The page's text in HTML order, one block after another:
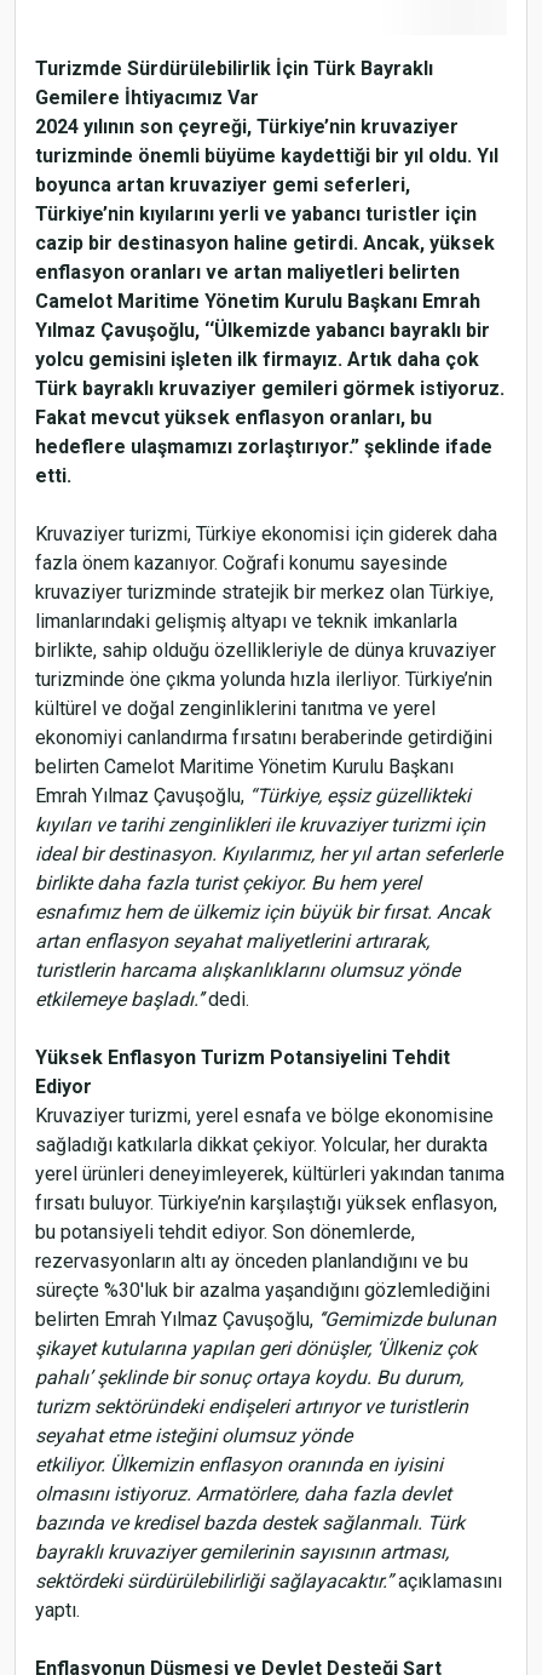
Turizmde Sürdürülebilirlik İçin Türk Bayraklı
Gemilere İhtiyacımız Var
2024 yılının son çeyreği, Türkiye’nin kruvaziyer
turizminde önemli büyüme kaydettiği bir yıl oldu. Yıl
boyunca artan kruvaziyer gemi seferleri,
Türkiye’nin kıyılarını yerli ve yabancı turistler için
cazip bir destinasyon haline getirdi. Ancak, yüksek
enflasyon oranları ve artan maliyetleri belirten
Camelot Maritime Yönetim Kurulu Başkanı Emrah
Yılmaz Çavuşoğlu, ‘‘Ülkemizde yabancı bayraklı bir
yolcu gemisini işleten ilk firmayız. Artık daha çok
Türk bayraklı kruvaziyer gemileri görmek istiyoruz.
Fakat mevcut yüksek enflasyon oranları, bu
hedeflere ulaşmamızı zorlaştırıyor.” şeklinde ifade
etti.
Kruvaziyer turizmi, Türkiye ekonomisi için giderek daha
fazla önem kazanıyor. Coğrafi konumu sayesinde
kruvaziyer turizminde stratejik bir merkez olan Türkiye,
limanlarındaki gelişmiş altyapı ve teknik imkanlarla
birlikte, sahip olduğu özellikleriyle de dünya kruvaziyer
turizminde öne çıkma yolunda hızla ilerliyor. Türkiye’nin
kültürel ve doğal zenginliklerini tanıtma ve yerel
ekonomiyi canlandırma fırsatını beraberinde getirdiğini
belirten Camelot Maritime Yönetim Kurulu Başkanı
Emrah Yılmaz Çavuşoğlu, “Türkiye, eşsiz güzellikteki
kıyıları ve tarihi zenginlikleri ile kruvaziyer turizmi için
ideal bir destinasyon. Kıyılarımız, her yıl artan seferlerle
birlikte daha fazla turist çekiyor. Bu hem yerel
esnafımız hem de ülkemiz için büyük bir fırsat. Ancak
artan enflasyon seyahat maliyetlerini artırarak,
turistlerin harcama alışkanlıklarını olumsuz yönde
etkilemeye başladı.’’dedi.
Yüksek Enflasyon Turizm Potansiyelini Tehdit
Ediyor
Kruvaziyer turizmi, yerel esnafa ve bölge ekonomisine
sağladığı katkılarla dikkat çekiyor. Yolcular, her durakta
yerel ürünleri deneyimleyerek, kültürleri yakından tanıma
fırsatı buluyor. Türkiye’nin karşılaştığı yüksek enflasyon,
bu potansiyeli tehdit ediyor. Son dönemlerde,
rezervasyonların altı ay önceden planlandığını ve bu
süreçte %30'luk bir azalma yaşandığını gözlemlediğini
belirten Emrah Yılmaz Çavuşoğlu, ‘‘Gemimizde bulunan
şikayet kutularına yapılan geri dönüşler, ‘Ülkeniz çok
pahalı’ şeklinde bir sonuç ortaya koydu. Bu durum,
turizm sektöründeki endişeleri artırıyor ve turistlerin
seyahat etme isteğini olumsuz yönde
etkiliyor. Ülkemizin enflasyon oranında en iyisini
olmasını istiyoruz. Armatörlere, daha fazla devlet
bazında ve kredisel bazda destek sağlanmalı. Türk
bayraklı kruvaziyer gemilerinin sayısının artması,
sektördeki sürdürülebilirliği sağlayacaktır.”açıklamasını
yaptı.
Enflasyonun Düşmesi ve Devlet Desteği Şart